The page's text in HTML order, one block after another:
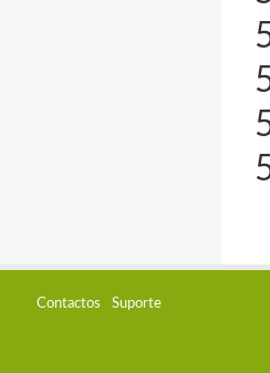
Contactos Suporte